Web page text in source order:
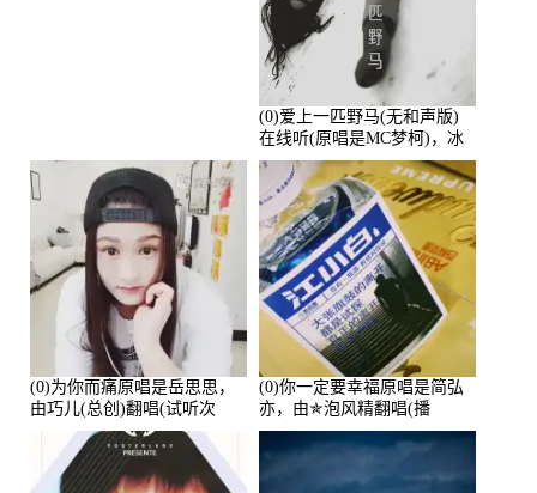
(0)爱上一匹野马(无和声版)
在线听(原唱是MC梦柯)，冰
鑫Asce演唱点播:178815次
(0)为你而痛原唱是岳思思，
由巧儿(总创)翻唱(试听次
数:108697)
(0)你一定要幸福原唱是简弘
亦，由✯泡风精翻唱(播
放:102381)